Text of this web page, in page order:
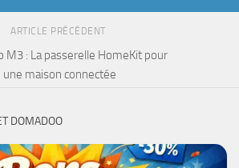
ARTICLE PRÉCÉDENT
M3 : La passerelle HomeKit pour
une maison connectée
DOMADOO